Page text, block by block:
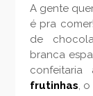
A gente
é pra
de
branca
confeitaria
frutinhas,